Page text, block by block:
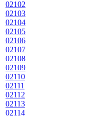
02102
02103
02104
02105
02106
02107
02108
02109
02110
02111
02112
02113
02114